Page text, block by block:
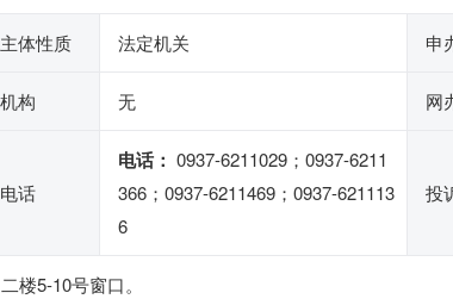
体性质 法定机关 申
构 无 网
话
电话： 0937-6211029；0937-6211
366；0937-6211469；0937-621113
6
投
楼5-10号窗口。